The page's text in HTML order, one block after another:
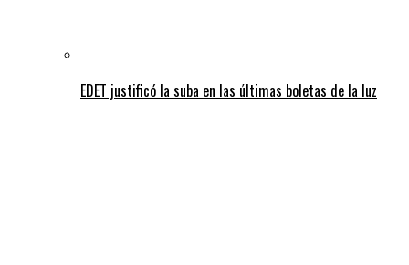
EDET justificó la suba en las últimas boletas de la luz